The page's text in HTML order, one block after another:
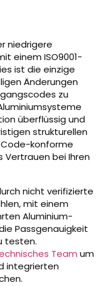
niedrigere
einem ISO9001-
ist die einzige
Änderungen
zu
überflüssig und
strukturellen
konforme
bei Ihren
nicht verifizierte
mit einem
Aluminium-
Passgenauigkeit
testen.
Team um
integrierten